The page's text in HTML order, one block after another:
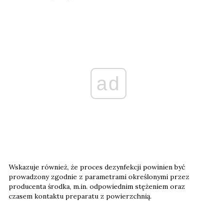
ad
Wskazuje również, że proces dezynfekcji powinien być
prowadzony zgodnie z parametrami określonymi przez
producenta środka, m.in. odpowiednim stężeniem oraz
czasem kontaktu preparatu z powierzchnią.